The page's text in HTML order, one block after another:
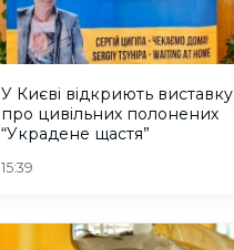
У Києві відкриють виставку
про цивільних полонених
“Украдене щастя”
15:39